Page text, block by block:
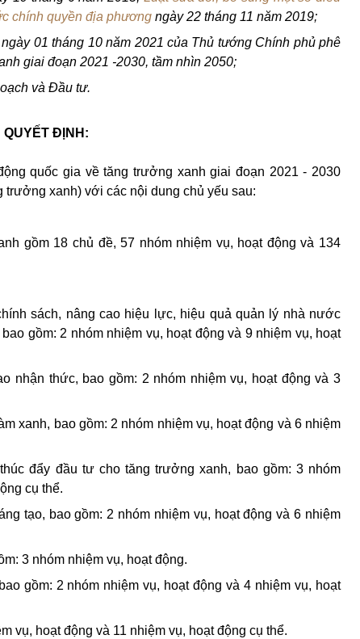
chính quyền địa phương ngày 22 tháng 11 năm 2019;
ngày 01 tháng 10 năm 2021 của Thủ tướng Chính phủ phê
giai đoạn 2021 -2030, tầm nhìn 2050;
và Đầu tư.
QUYẾT ĐỊNH:
quốc gia về tăng trưởng xanh giai đoạn 2021 - 2030
trưởng xanh) với các nội dung chủ yếu sau:
gồm 18 chủ đề, 57 nhóm nhiệm vụ, hoạt động và 134
sách, nâng cao hiệu lực, hiệu quả quản lý nhà nước
gồm: 2 nhóm nhiệm vụ, hoạt động và 9 nhiệm vụ, hoạt
nhận thức, bao gồm: 2 nhóm nhiệm vụ, hoạt động và 3
xanh, bao gồm: 2 nhóm nhiệm vụ, hoạt động và 6 nhiệm
đẩy đầu tư cho tăng trưởng xanh, bao gồm: 3 nhóm
cụ thể.
tạo, bao gồm: 2 nhóm nhiệm vụ, hoạt động và 6 nhiệm
3 nhóm nhiệm vụ, hoạt động.
gồm: 2 nhóm nhiệm vụ, hoạt động và 4 nhiệm vụ, hoạt
vụ, hoạt động và 11 nhiệm vụ, hoạt động cụ thể.